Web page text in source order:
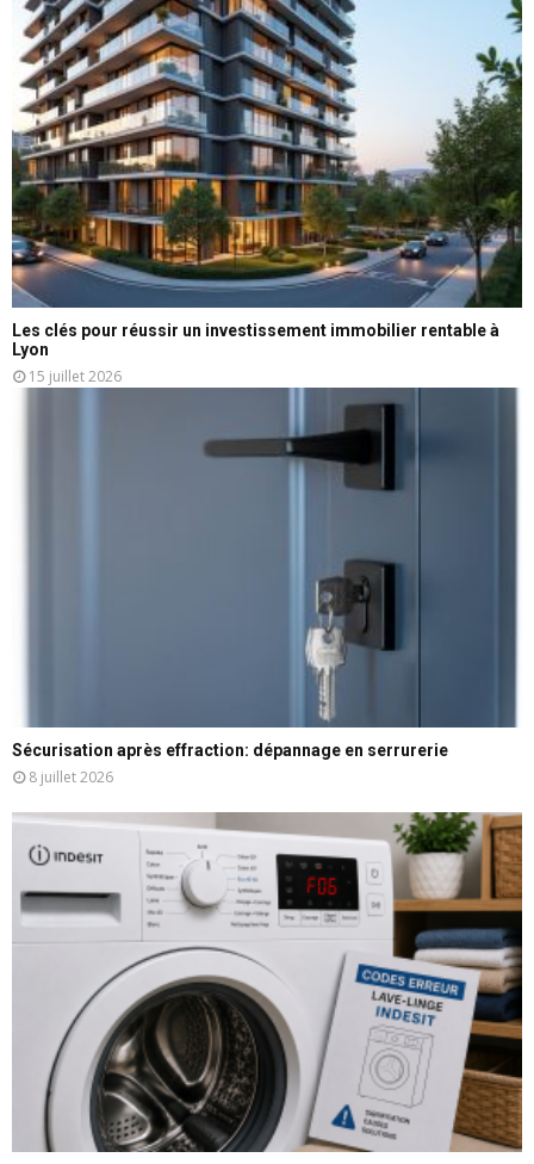
Les clés pour réussir un investissement immobilier rentable à
Lyon
15 juillet 2026
Sécurisation après effraction: dépannage en serrurerie
8 juillet 2026